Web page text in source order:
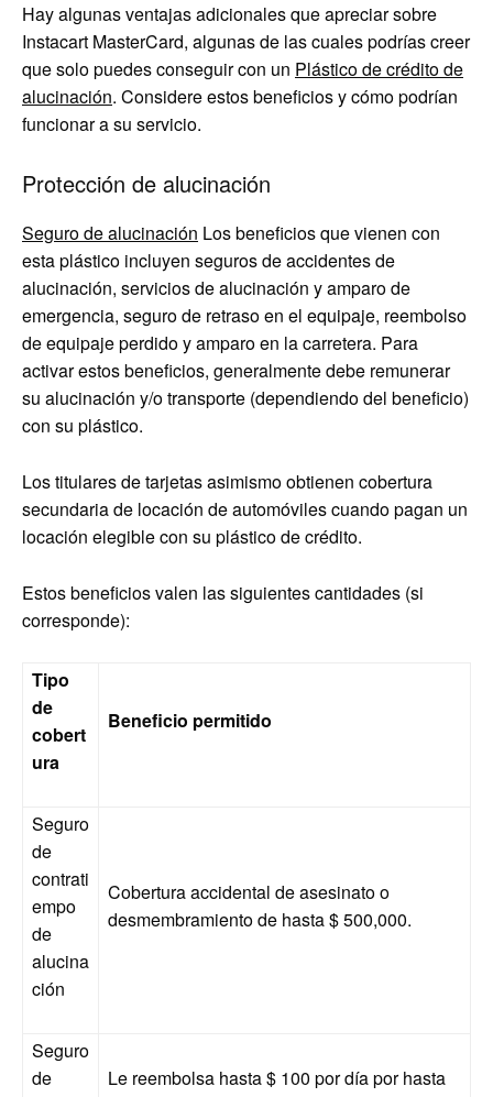
Hay algunas ventajas adicionales que apreciar sobre
Instacart MasterCard, algunas de las cuales podrías creer
que solo puedes conseguir con un Plástico de crédito de
alucinación. Considere estos beneficios y cómo podrían
funcionar a su servicio.
Protección de alucinación
Seguro de alucinación Los beneficios que vienen con
esta plástico incluyen seguros de accidentes de
alucinación, servicios de alucinación y amparo de
emergencia, seguro de retraso en el equipaje, reembolso
de equipaje perdido y amparo en la carretera. Para
activar estos beneficios, generalmente debe remunerar
su alucinación y/o transporte (dependiendo del beneficio)
con su plástico.
Los titulares de tarjetas asimismo obtienen cobertura
secundaria de locación de automóviles cuando pagan un
locación elegible con su plástico de crédito.
Estos beneficios valen las siguientes cantidades (si
corresponde):
Tipo
de
cobert
ura
Beneficio permitido
Seguro
de
contrati
empo
de
alucina
ción
Cobertura accidental de asesinato o
desmembramiento de hasta $ 500,000.
Seguro
de
Le reembolsa hasta $ 100 por día por hasta